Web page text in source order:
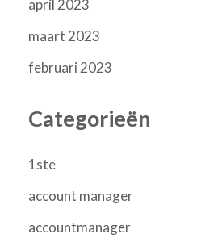
april 2023
maart 2023
februari 2023
Categorieën
1ste
account manager
accountmanager